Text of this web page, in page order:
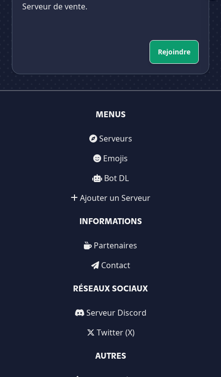
Serveur de vente.
Rejoindre
MENUS
Serveurs
Emojis
Bot DL
Ajouter un Serveur
INFORMATIONS
Partenaires
Contact
RÉSEAUX SOCIAUX
Serveur Discord
Twitter (X)
AUTRES